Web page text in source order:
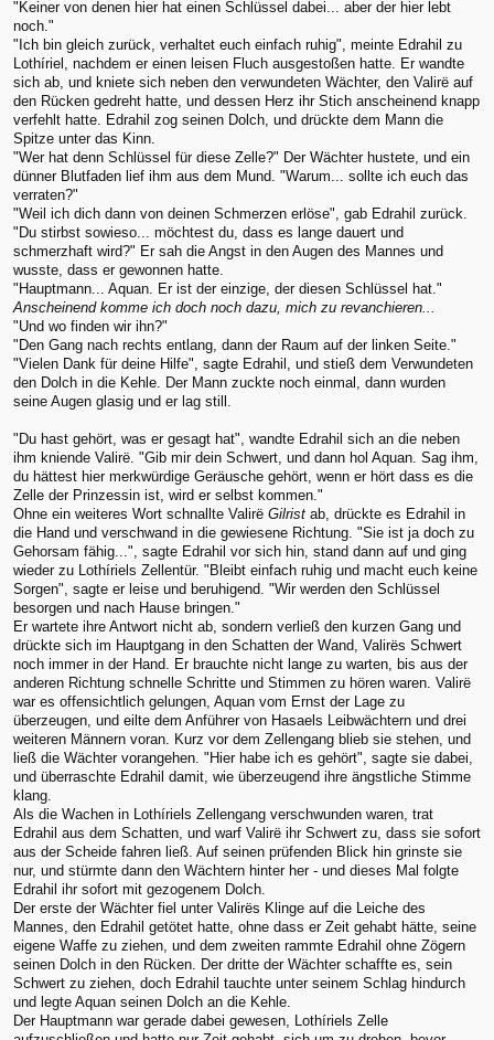
"Keiner von denen hier hat einen Schlüssel dabei... aber der hier lebt
noch."
"Ich bin gleich zurück, verhaltet euch einfach ruhig", meinte Edrahil zu
Lothíriel, nachdem er einen leisen Fluch ausgestoßen hatte. Er wandte
sich ab, und kniete sich neben den verwundeten Wächter, den Valirë auf
den Rücken gedreht hatte, und dessen Herz ihr Stich anscheinend knapp
verfehlt hatte. Edrahil zog seinen Dolch, und drückte dem Mann die
Spitze unter das Kinn.
"Wer hat denn Schlüssel für diese Zelle?" Der Wächter hustete, und ein
dünner Blutfaden lief ihm aus dem Mund. "Warum... sollte ich euch das
verraten?"
"Weil ich dich dann von deinen Schmerzen erlöse", gab Edrahil zurück.
"Du stirbst sowieso... möchtest du, dass es lange dauert und
schmerzhaft wird?" Er sah die Angst in den Augen des Mannes und
wusste, dass er gewonnen hatte.
"Hauptmann... Aquan. Er ist der einzige, der diesen Schlüssel hat."
Anscheinend komme ich doch noch dazu, mich zu revanchieren...
"Und wo finden wir ihn?"
"Den Gang nach rechts entlang, dann der Raum auf der linken Seite."
"Vielen Dank für deine Hilfe", sagte Edrahil, und stieß dem Verwundeten
den Dolch in die Kehle. Der Mann zuckte noch einmal, dann wurden
seine Augen glasig und er lag still.
"Du hast gehört, was er gesagt hat", wandte Edrahil sich an die neben
ihm kniende Valirë. "Gib mir dein Schwert, und dann hol Aquan. Sag ihm,
du hättest hier merkwürdige Geräusche gehört, wenn er hört dass es die
Zelle der Prinzessin ist, wird er selbst kommen."
Ohne ein weiteres Wort schnallte Valirë Gilrist ab, drückte es Edrahil in
die Hand und verschwand in die gewiesene Richtung. "Sie ist ja doch zu
Gehorsam fähig...", sagte Edrahil vor sich hin, stand dann auf und ging
wieder zu Lothíriels Zellentür. "Bleibt einfach ruhig und macht euch keine
Sorgen", sagte er leise und beruhigend. "Wir werden den Schlüssel
besorgen und nach Hause bringen."
Er wartete ihre Antwort nicht ab, sondern verließ den kurzen Gang und
drückte sich im Hauptgang in den Schatten der Wand, Valirës Schwert
noch immer in der Hand. Er brauchte nicht lange zu warten, bis aus der
anderen Richtung schnelle Schritte und Stimmen zu hören waren. Valirë
war es offensichtlich gelungen, Aquan vom Ernst der Lage zu
überzeugen, und eilte dem Anführer von Hasaels Leibwächtern und drei
weiteren Männern voran. Kurz vor dem Zellengang blieb sie stehen, und
ließ die Wächter vorangehen. "Hier habe ich es gehört", sagte sie dabei,
und überraschte Edrahil damit, wie überzeugend ihre ängstliche Stimme
klang.
Als die Wachen in Lothíriels Zellengang verschwunden waren, trat
Edrahil aus dem Schatten, und warf Valirë ihr Schwert zu, dass sie sofort
aus der Scheide fahren ließ. Auf seinen prüfenden Blick hin grinste sie
nur, und stürmte dann den Wächtern hinter her - und dieses Mal folgte
Edrahil ihr sofort mit gezogenem Dolch.
Der erste der Wächter fiel unter Valirës Klinge auf die Leiche des
Mannes, den Edrahil getötet hatte, ohne dass er Zeit gehabt hätte, seine
eigene Waffe zu ziehen, und dem zweiten rammte Edrahil ohne Zögern
seinen Dolch in den Rücken. Der dritte der Wächter schaffte es, sein
Schwert zu ziehen, doch Edrahil tauchte unter seinem Schlag hindurch
und legte Aquan seinen Dolch an die Kehle.
Der Hauptmann war gerade dabei gewesen, Lothíriels Zelle